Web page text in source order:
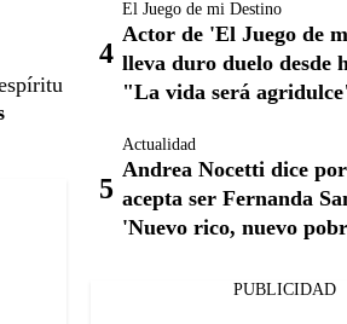
El Juego de mi Destino
Actor de 'El Juego de
lleva duro duelo desde
"La vida será
Actualidad
Andrea Nocetti dice
acepta ser Fernanda
'Nuevo rico, nuevo
PUBLICIDAD